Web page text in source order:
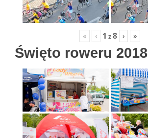
« ‹ 1 z8 › »
Święto roweru 2018